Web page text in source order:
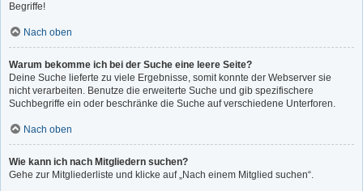
Begriffe!
Nach oben
Warum bekomme ich bei der Suche eine leere Seite?
Deine Suche lieferte zu viele Ergebnisse, somit konnte der Webserver sie
nicht verarbeiten. Benutze die erweiterte Suche und gib spezifischere
Suchbegriffe ein oder beschränke die Suche auf verschiedene Unterforen.
Nach oben
Wie kann ich nach Mitgliedern suchen?
Gehe zur Mitgliederliste und klicke auf „Nach einem Mitglied suchen“.